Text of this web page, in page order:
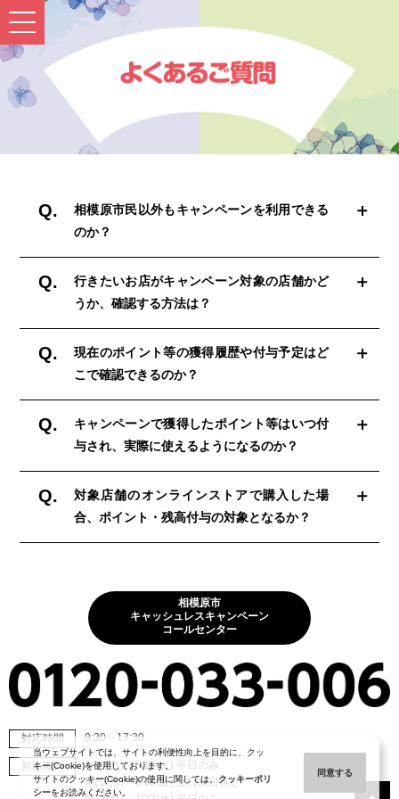
Q.
相模原市民以外もキャンペーンを利用できる
のか？
A.
対象店舗で対象キャッシュレス決済のアプリを利用して
還元を受けることができます。
Q.
行きたいお店がキャンペーン対象の店舗かど
うか、確認する方法は？
A.
各キャッシュレス決済のアプリから確認ができます。
なお、キャンペーン開始後には本サイトにも対象店舗の
一覧を掲載しますので、ご参照ください。
au PAY アプリ➡使えるお店➡地図から探す 「自治体還
元」のマークがついているお店が対象店舗です。
左下の「おトク」をタップし、「神奈川県相模原市」を
ｄ払いアプリ➡使えるお店➡「地図で探す」をタップ
➡「お店を応援キャンペーン」をタップ
※対象店舗には「相模原市応援」または「街のお店応
援」アイコンが表示されます。
※一部対象店舗が表示されない場合がございます。d払い
アプリ上の対象店舗の反映にはお時間を頂いておりま
す。
PayPay
Q.
現在のポイント等の獲得履歴や付与予定はど
こで確認できるのか？
A.
各キャッシュレス決済のアプリから確認ができます。
au PAY アプリ中部の「キャンペーン一覧」の確認したい
d払いアプリ内「利用履歴」➡「dポイント」から獲得し
たポイント数が確認できます。
PayPayアプリ上部の「ポイント」から、獲得したポイン
トや付与予定日が確認できます。
決済時には通常の獲得ポイントのみ表示され、キャンペ
ーン獲得ポイントは表示されません。獲得ポイントは、
ポイント付与日以降「楽天Point Club」アプリにてご確
Q.
キャンペーンで獲得したポイント等はいつ付
与され、実際に使えるようになるのか？
A.
※キャンペーンで付与されるau PAY（コード支払い）の
一括付与はポイントではございません。
※au PAY プリペイドカード、au PAY カードでのお支払
いは対象外です。
ｄ払い
ご利用決済月の翌月末以降順次「ｄポイント（通常ポイ
ント）」を進呈します。
※「ｄポイント（通常ポイント）」の有効期限は最後に
ｄポイント（ためる・つかう）した日から12か月後まで
Q.
対象店舗のオンラインストアで購入した場
合、ポイント・残高付与の対象となるか？
対象にはなりません。
相模原市
キャッシュレスキャンペーン
コールセンター
対応時間 9:30～17:30
対応期間
4/20(月)～5/19(火) 平日のみ
5/20(水)～6/19(金) 土日祝日含む
当ウェブサイトでは、サイトの利便性向上を目的に、クッ
キー(Cookie)を使用しております。
サイトのクッキー(Cookie)の使用に関しては、クッキーポリ
シーをお読みください。
同意する